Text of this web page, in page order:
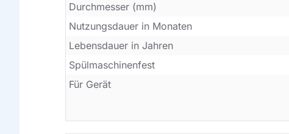
Durchmesser (mm)
Nutzungsdauer in Monaten
Lebensdauer in Jahren
Spülmaschinenfest
Für Gerät